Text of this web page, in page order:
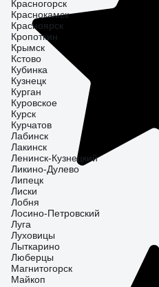
Красногорск
Краснокамск
Красноярск
Кропоткин
Крымск
Кстово
Кубинка
Кузнецк
Курган
Куровское
Курск
Курчатов
Лабинск
Лакинск
Ленинск-Кузнецкий
Ликино-Дулево
Липецк
Лиски
Лобня
Лосино-Петровский
Луга
Луховицы
Лыткарино
Люберцы
Магнитогорск
Майкоп